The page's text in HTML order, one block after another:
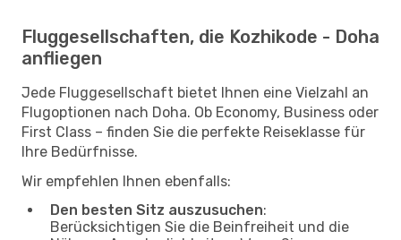
Fluggesellschaften, die Kozhikode - Doha
anfliegen
Jede Fluggesellschaft bietet Ihnen eine Vielzahl an
Flugoptionen nach Doha. Ob Economy, Business oder
First Class – finden Sie die perfekte Reiseklasse für
Ihre Bedürfnisse.
Wir empfehlen Ihnen ebenfalls:
Den besten Sitz auszusuchen:
Berücksichtigen Sie die Beinfreiheit und die